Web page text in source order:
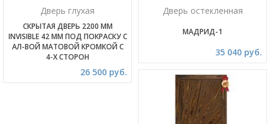
Дверь глухая
СКРЫТАЯ ДВЕРЬ 2200 ММ
INVISIBLE 42 ММ ПОД ПОКРАСКУ С
АЛ-ВОЙ МАТОВОЙ КРОМКОЙ С
4-Х СТОРОН
26 500 руб.
Дверь остекленная
МАДРИД-1
35 040 руб.